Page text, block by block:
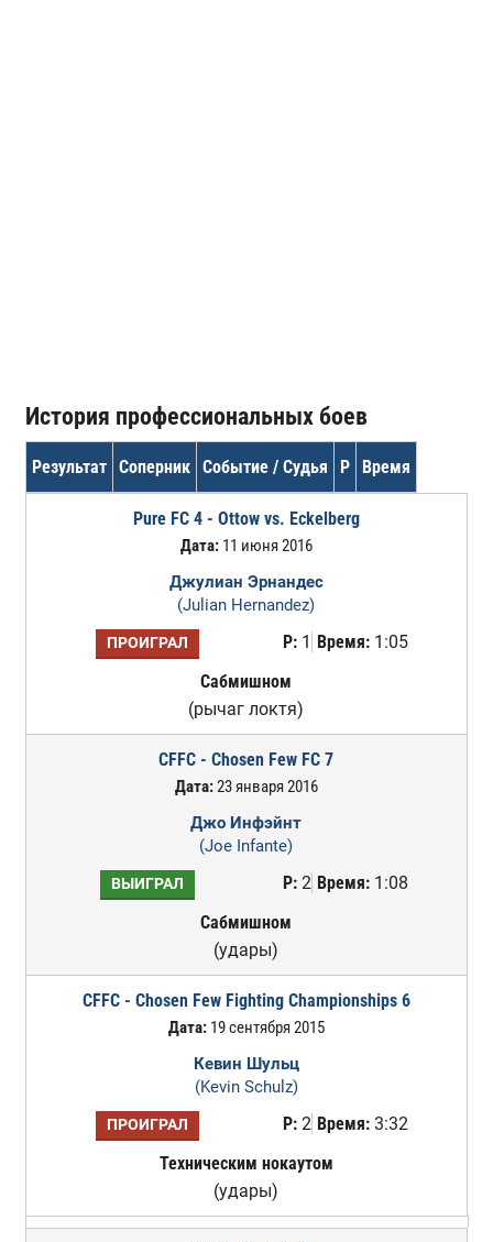
История профессиональных боев
Результат Соперник Событие / Судья Р Время
Pure FC 4 - Ottow vs. Eckelberg
Дата:11 июня 2016
Джулиан Эрнандес
(Julian Hernandez)
ПРОИГРАЛ Р:1 Время:1:05
Сабмишном
(рычаг локтя)
CFFC - Chosen Few FC 7
Дата:23 января 2016
Джо Инфэйнт
(Joe Infante)
ВЫИГРАЛ Р:2 Время:1:08
Сабмишном
(удары)
CFFC - Chosen Few Fighting Championships 6
Дата:19 сентября 2015
Кевин Шульц
(Kevin Schulz)
ПРОИГРАЛ Р:2 Время:3:32
Техническим нокаутом
(удары)